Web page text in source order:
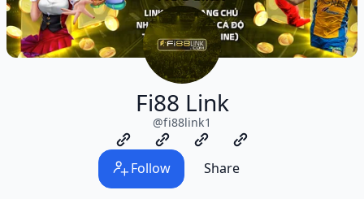
Fi88 Link
@fi88link1
Follow Share